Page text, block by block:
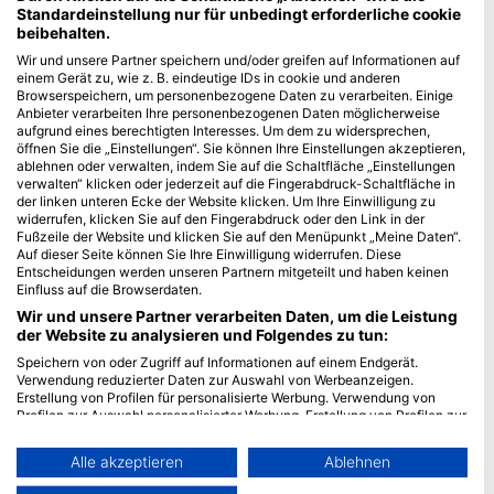
Blue Oceans
Häufig gestellte Fragen
Datenschutzerklärung
Nutzungsbedingungen
Impressum
Mitgliedschaft
Partner werden
HEAD Watersports
SSI
LiveAboard.com
Mares
Aqualung
Standardeinstellung nur für unbedingt erforderliche cookie
beibehalten.
Wir und unsere Partner speichern und/oder greifen auf Informationen auf
einem Gerät zu, wie z. B. eindeutige IDs in cookie und anderen
Browserspeichern, um personenbezogene Daten zu verarbeiten. Einige
Anbieter verarbeiten Ihre personenbezogenen Daten möglicherweise
aufgrund eines berechtigten Interesses. Um dem zu widersprechen,
öffnen Sie die „Einstellungen“. Sie können Ihre Einstellungen akzeptieren,
ablehnen oder verwalten, indem Sie auf die Schaltfläche „Einstellungen
verwalten“ klicken oder jederzeit auf die Fingerabdruck-Schaltfläche in
der linken unteren Ecke der Website klicken. Um Ihre Einwilligung zu
widerrufen, klicken Sie auf den Fingerabdruck oder den Link in der
Fußzeile der Website und klicken Sie auf den Menüpunkt „Meine Daten“.
Auf dieser Seite können Sie Ihre Einwilligung widerrufen. Diese
Entscheidungen werden unseren Partnern mitgeteilt und haben keinen
Einfluss auf die Browserdaten.
Wir und unsere Partner verarbeiten Daten, um die Leistung
der Website zu analysieren und Folgendes zu tun:
Speichern von oder Zugriff auf Informationen auf einem Endgerät.
Verwendung reduzierter Daten zur Auswahl von Werbeanzeigen.
Erstellung von Profilen für personalisierte Werbung. Verwendung von
Profilen zur Auswahl personalisierter Werbung. Erstellung von Profilen zur
personalisierter Inhalte. Messung der Werbeleistung. Messung der
Performance von Inhalten. Analyse von Zielgruppen durch Statistiken
oder Kombinationen von Daten aus verschiedenen Quellen. Entwicklung
Alle akzeptieren Ablehnen